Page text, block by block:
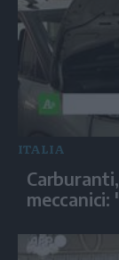
ITALIA
meccanici: